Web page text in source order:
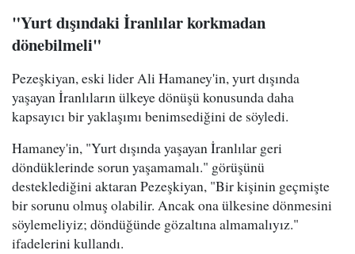
"Yurt dışındaki İranlılar korkmadan
dönebilmeli"
Pezeşkiyan, eski lider Ali Hamaney'in, yurt dışında
yaşayan İranlıların ülkeye dönüşü konusunda daha
kapsayıcı bir yaklaşımı benimsediğini de söyledi.
Hamaney'in, "Yurt dışında yaşayan İranlılar geri
döndüklerinde sorun yaşamamalı." görüşünü
desteklediğini aktaran Pezeşkiyan, "Bir kişinin geçmişte
bir sorunu olmuş olabilir. Ancak ona ülkesine dönmesini
söylemeliyiz; döndüğünde gözaltına almamalıyız."
ifadelerini kullandı.